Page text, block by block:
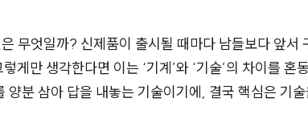
무엇일까? 신제품이 출시될 때마다 남들보다 앞
게만 생각한다면 이는 ‘기계’와 ‘기술’의 차이를
양분 삼아 답을 내놓는 기술이기에, 결국 핵심은 기